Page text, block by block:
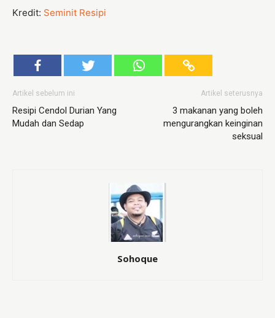
Kredit: Seminit Resipi
Artikel sebelum ini
Resipi Cendol Durian Yang
Mudah dan Sedap
Artikel seterusnya
3 makanan yang boleh
mengurangkan keinginan
seksual
Sohoque